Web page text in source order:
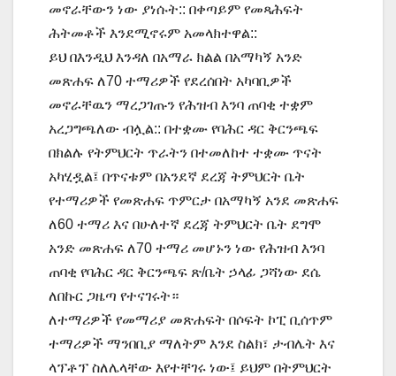
መኖራቸውን ነው ያነሱት:: በቀጣይም የመጻሕፍት
ሕትመቶች እንደሚኖሩም አመላክተዋል::
ይህ በእንዲህ እንዳለ በአማራ ክልል በአማካኝ አንድ
መጽሐፍ ለ70 ተማሪዎች የደረሰበት አካባቢዎች
መኖራቸዉን ማረጋገጡን የሕዝብ እንባ ጠባቂ ተቋም
አረጋግጫለው ብሏል:: በተቋሙ የባሕር ዳር ቅርንጫፍ
በክልሉ የትምህርት ጥራትን በተመለከተ ተቋሙ ጥናት
አካሂዷል፤ በጥናቱም በአንደኛ ደረጃ ትምህርት ቤት
የተማሪዎች የመጽሐፍ ጥምርታ በአማካኝ አንደ መጽሐፍ
ለ60 ተማሪ እና በሁለተኛ ደረጃ ትምህርት ቤት ደግሞ
አንድ መጽሐፍ ለ70 ተማሪ መሆኑን ነው የሕዝብ እንባ
ጠባቂ የባሕር ዳር ቅርንጫፍ ጽ/ቤት ኃላፊ ጋሻነው ደሴ
ለበኩር ጋዜጣ የተናገሩት።
ለተማሪዎች የመማሪያ መጽሐፍት በሶፍት ኮፒ ቢሰጥም
ተማሪዎች ማንበቢያ ማለትም እንደ ስልክ፣ ታብሌት እና
ላፕቶፕ ስለሌላቸው እየተቸገሩ ነው፤ ይህም በትምህርት